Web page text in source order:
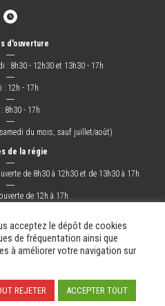
d'ouverture
―
: 8h30 - 12h30 et 13h30 - 17h
―
: 12h - 17h
―
8h30 - 17h
―
du mois, sauf juillet/août)
de la régie
―
de 8h30 à 12h30 et de 13h30 à 17h
―
de 12h à 17h
! Sortir ! Changer !
Les docs.
: Net-Conception.com
acceptez le dépôt de cookies
de fréquentation ainsi que
à améliorer votre navigation sur
REJETER ACCEPTER TOUT